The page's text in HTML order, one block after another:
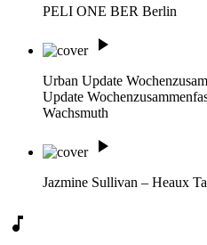
PELI ONE BER Berlin
play_arrow
Urban Update
Update
Wachsmuth
play_arrow
Jazmine Sullivan – Heaux
music_note